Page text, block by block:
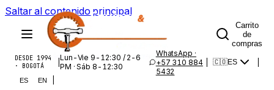
Saltar al contenido principal
Carrito
de
compras
DESDE 1994
· BOGOTÁ
Lun-Vie 9-12:30 / 2-6
PM · Sáb 8-12:30
WhatsApp ·
+57 310 884
5432
🇨🇴ES
ES EN